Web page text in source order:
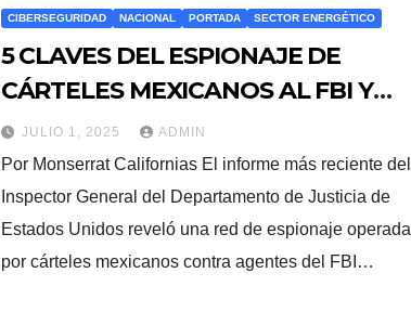
CIBERSEGURIDAD NACIONAL PORTADA SECTOR ENERGÉTICO
5 CLAVES DEL ESPIONAJE DE
CÁRTELES MEXICANOS AL FBI Y
DEA
JULIO 1, 2025 ADMIN
Por Monserrat Californias El informe más reciente del
Inspector General del Departamento de Justicia de
Estados Unidos reveló una red de espionaje operada
por cárteles mexicanos contra agentes del FBI…